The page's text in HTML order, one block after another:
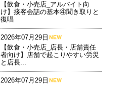
【飲食・小売店_アルバイト向
け】接客会話の基本④聞き取りと
復唱
2026年07月29日
【飲食・小売店_店長・店舗責任
者向け】店舗で起こりやすい労災
と店長...
2026年07月29日